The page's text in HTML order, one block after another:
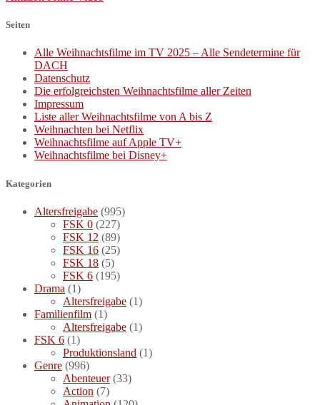
Seiten
Alle Weihnachtsfilme im TV 2025 – Alle Sendetermine für
DACH
Datenschutz
Die erfolgreichsten Weihnachtsfilme aller Zeiten
Impressum
Liste aller Weihnachtsfilme von A bis Z
Weihnachten bei Netflix
Weihnachtsfilme auf Apple TV+
Weihnachtsfilme bei Disney+
Kategorien
Altersfreigabe (995)
FSK 0 (227)
FSK 12 (89)
FSK 16 (25)
FSK 18 (5)
FSK 6 (195)
Drama (1)
Altersfreigabe (1)
Familienfilm (1)
Altersfreigabe (1)
FSK 6 (1)
Produktionsland (1)
Genre (996)
Abenteuer(33)
Action (7)